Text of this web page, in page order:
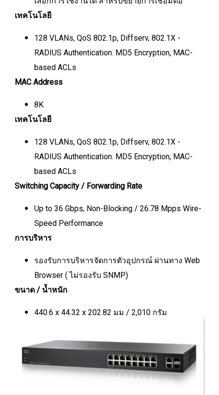
เทคโนโลยี
128 VLANs, QoS 802.1p, Diffserv, 802.1X -
RADIUS Authentication. MD5 Encryption, MAC-
based ACLs
MAC Address
8K
เทคโนโลยี
128 VLANs, QoS 802.1p, Diffserv, 802.1X -
RADIUS Authentication. MD5 Encryption, MAC-
based ACLs
Switching Capacity / Forwarding Rate
Up to 36 Gbps, Non-Blocking / 26.78 Mpps Wire-
Speed Performance
การบริหาร
รองรับการบริหารจัดการตัวอุปกรณ์ ผ่านทาง Web
Browser ( ไม่รองรับ SNMP)
ขนาด / น้ำหนัก
440.6 x 44.32 x 202.82 มม / 2,010 กรัม